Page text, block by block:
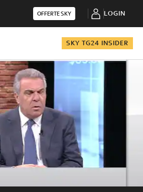
OFFERTE SKY LOGIN
SKY TG24 INSIDER